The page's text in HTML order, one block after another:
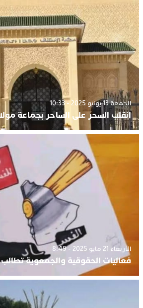
الجمعة 13 يونيو 2025 - 10:33
انقلب السحر على الساحر بجماعة
الأربعاء 21 مايو 2025 - 8:49
فعاليات الحقوقية والجمعوية تطالب